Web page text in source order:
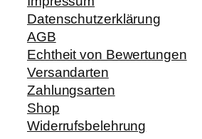
Datenschutzerklärung
AGB
Echtheit von Bewertungen
Versandarten
Zahlungsarten
Shop
Widerrufsbelehrung